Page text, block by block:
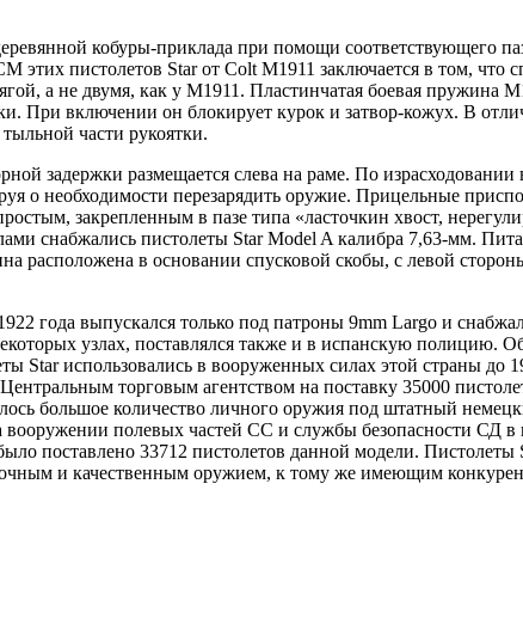
кобуры-приклада при помощи соответствующего
пистолетов Star от Colt M1911 заключается в том, что
а не двумя, как у M1911. Пластинчатая боевая пружина
При включении он блокирует курок и затвор-кожух. В
части рукоятки.
задержки размещается слева на раме. По израсходовании
о необходимости перезарядить оружие. Прицельные
закрепленным в пазе типа «ласточкин хвост,
снабжались пистолеты Star Model A калибра 7,63-мм.
расположена в основании спусковой скобы, с левой
года выпускался только под патроны 9mm Largo и
узлах, поставлялся также и в испанскую полицию.
Star использовались в вооруженных силах этой страны до
торговым агентством на поставку 35000
большое количество личного оружия под штатный
вооружении полевых частей СС и службы безопасности СД в
поставлено 33712 пистолетов данной модели. Пистолеты
и качественным оружием, к тому же имеющим